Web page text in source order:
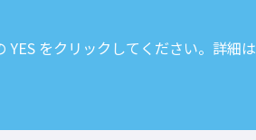
をクリックしてください。詳細は